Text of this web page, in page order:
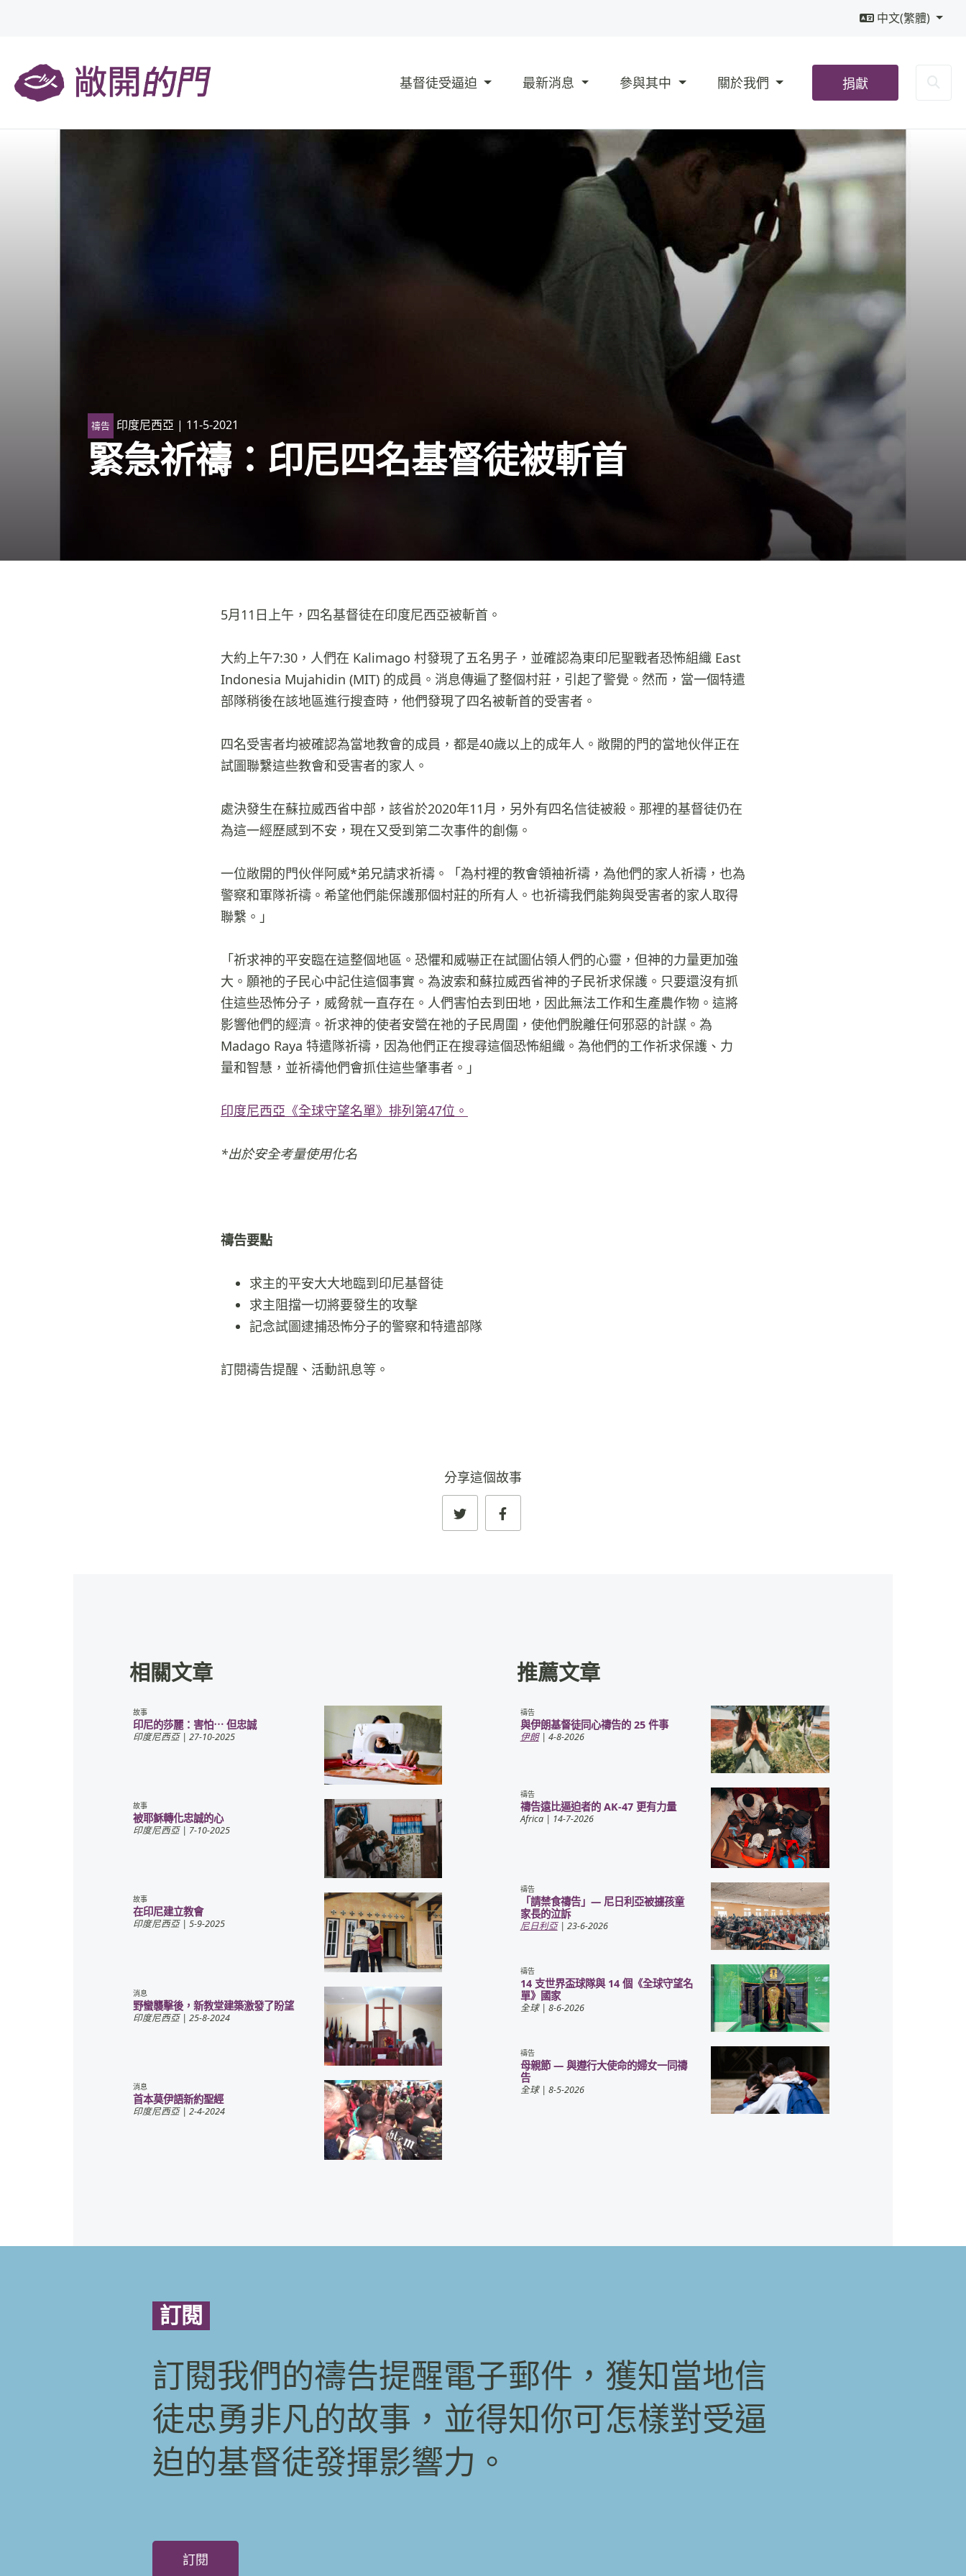
中文(繁體)
基督徒受逼迫 最新消息 參與其中 關於我們 捐獻
禱告 印度尼西亞 | 11-5-2021
緊急祈禱：印尼四名基督徒被斬首
5月11日上午，四名基督徒在印度尼西亞被斬首。
大約上午7:30，人們在 Kalimago 村發現了五名男子，並確認為東印尼聖戰者恐怖組織 East
Indonesia Mujahidin (MIT) 的成員。消息傳遍了整個村莊，引起了警覺。然而，當一個特遣
部隊稍後在該地區進行搜查時，他們發現了四名被斬首的受害者。
四名受害者均被確認為當地教會的成員，都是40歲以上的成年人。敞開的門的當地伙伴正在
試圖聯繫這些教會和受害者的家人。
處決發生在蘇拉威西省中部，該省於2020年11月，另外有四名信徒被殺。那裡的基督徒仍在
為這一經歷感到不安，現在又受到第二次事件的創傷。
一位敞開的門伙伴阿威*弟兄請求祈禱。「為村裡的教會領袖祈禱，為他們的家人祈禱，也為
警察和軍隊祈禱。希望他們能保護那個村莊的所有人。也祈禱我們能夠與受害者的家人取得
聯繫。」
「祈求神的平安臨在這整個地區。恐懼和威嚇正在試圖佔領人們的心靈，但神的力量更加強
大。願祂的子民心中記住這個事實。為波索和蘇拉威西省神的子民祈求保護。只要還沒有抓
住這些恐怖分子，威脅就一直存在。人們害怕去到田地，因此無法工作和生產農作物。這將
影響他們的經濟。祈求神的使者安營在祂的子民周圍，使他們脫離任何邪惡的計謀。為
Madago Raya 特遣隊祈禱，因為他們正在搜尋這個恐怖組織。為他們的工作祈求保護、力
量和智慧，並祈禱他們會抓住這些肇事者。」
印度尼西亞《全球守望名單》排列第47位。
*出於安全考量使用化名
禱告要點
求主的平安大大地臨到印尼基督徒
求主阻擋一切將要發生的攻擊
記念試圖逮捕恐怖分子的警察和特遣部隊
訂閱禱告提醒、活動訊息等。
分享這個故事
相關文章
故事
印尼的莎麗：害怕⋯ 但忠誠
印度尼西亞| 27-10-2025
故事
被耶穌轉化忠誠的心
印度尼西亞| 7-10-2025
故事
在印尼建立教會
印度尼西亞| 5-9-2025
消息
野蠻襲擊後，新教堂建築激發了盼望
印度尼西亞| 25-8-2024
消息
首本莫伊語新約聖經
印度尼西亞| 2-4-2024
推薦文章
禱告
與伊朗基督徒同心禱告的 25 件事
伊朗| 4-8-2026
禱告
禱告遠比逼迫者的 AK-47 更有力量
Africa| 14-7-2026
禱告
「請禁食禱告」— 尼日利亞被擄孩童
家長的泣訴
尼日利亞| 23-6-2026
禱告
14 支世界盃球隊與 14 個《全球守望名
單》國家
全球| 8-6-2026
禱告
母親節 — 與遵行大使命的婦女一同禱
告
全球| 8-5-2026
訂閱
訂閱我們的禱告提醒電子郵件，獲知當地信
徒忠勇非凡的故事，並得知你可怎樣對受逼
迫的基督徒發揮影響力。
訂閱